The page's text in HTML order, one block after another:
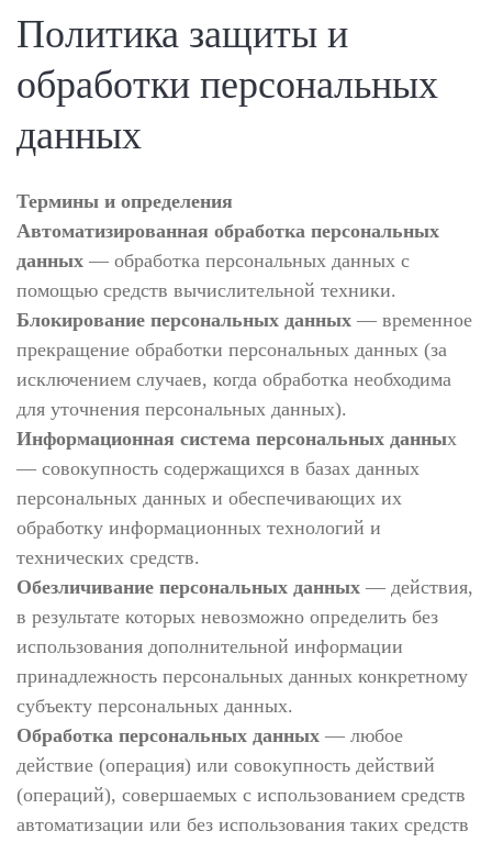
Политика защиты и
обработки персональных
данных
Термины и определения
Автоматизированная обработка персональных
данных — обработка персональных данных с
помощью средств вычислительной техники.
Блокирование персональных данных — временное
прекращение обработки персональных данных (за
исключением случаев, когда обработка необходима
для уточнения персональных данных).
Информационная система персональных данных
— совокупность содержащихся в базах данных
персональных данных и обеспечивающих их
обработку информационных технологий и
технических средств.
Обезличивание персональных данных — действия,
в результате которых невозможно определить без
использования дополнительной информации
принадлежность персональных данных конкретному
субъекту персональных данных.
Обработка персональных данных — любое
действие (операция) или совокупность действий
(операций), совершаемых с использованием средств
автоматизации или без использования таких средств